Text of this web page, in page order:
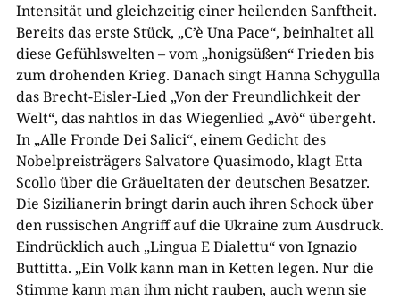
Intensität und gleichzeitig einer heilenden Sanftheit.
Bereits das erste Stück, „C’è Una Pace“, beinhaltet all
diese Gefühlswelten – vom „honigsüßen“ Frieden bis
zum drohenden Krieg. Danach singt Hanna Schygulla
das Brecht-Eisler-Lied „Von der Freundlichkeit der
Welt“, das nahtlos in das Wiegenlied „Avò“ übergeht.
In „Alle Fronde Dei Salici“, einem Gedicht des
Nobelpreisträgers Salvatore Quasimodo, klagt Etta
Scollo über die Gräueltaten der deutschen Besatzer.
Die Sizilianerin bringt darin auch ihren Schock über
den russischen Angriff auf die Ukraine zum Ausdruck.
Eindrücklich auch „Lingua E Dialettu“ von Ignazio
Buttitta. „Ein Volk kann man in Ketten legen. Nur die
Stimme kann man ihm nicht rauben, auch wenn sie